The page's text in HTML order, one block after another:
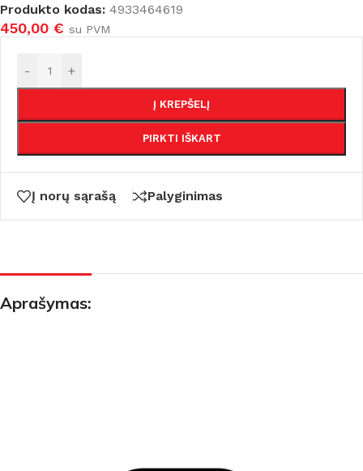
Produkto kodas: 4933464619
450,00 € su PVM
- +
Į KREPŠELĮ
PIRKTI IŠKART
Į norų sąrašą Palyginimas
Aprašymas: